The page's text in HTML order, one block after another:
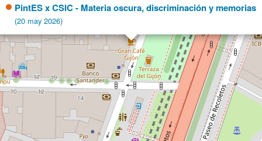
PintES x CSIC - Materia oscura, discriminación y memorias
(20 may 2026)